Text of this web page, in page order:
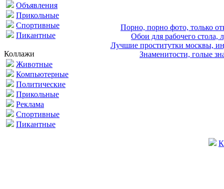
Объявления
Прикольные
Спортивные
Пикантные
Коллажи
Животные
Компьютерные
Политические
Прикольные
Реклама
Спортивные
Пикантные
Порно, порно фото, только
Обои для рабочего стола,
Лучшие проститутки москвы,
Знаменитости, голые